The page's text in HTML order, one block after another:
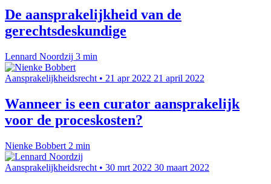
De aansprakelijkheid van de
gerechtsdeskundige
Lennard Noordzij 3 min
Aansprakelijkheidsrecht • 21 apr 2022 21 april 2022
Wanneer is een curator aansprakelijk
voor de proceskosten?
Nienke Bobbert 2 min
Aansprakelijkheidsrecht • 30 mrt 2022 30 maart 2022